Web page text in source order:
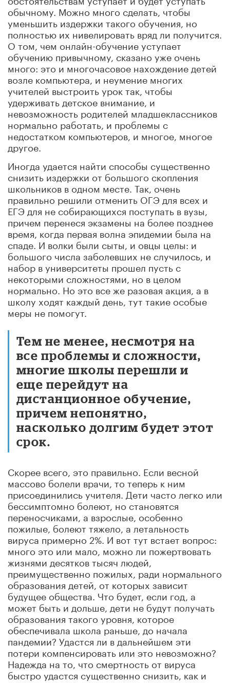
обычному. Можно много сделать, чтобы
уменьшить издержки такого обучения, но
полностью их нивелировать вряд ли получится.
О том, чем онлайн-обучение уступает
обучению привычному, сказано уже очень
много: это и многочасовое нахождение детей
возле компьютера, и неумение многих
учителей выстроить урок так, чтобы
удерживать детское внимание, и
невозможность родителей младшеклассников
нормально работать, и проблемы с
недостатком компьютеров, и многое, многое
другое.
Иногда удается найти способы существенно
снизить издержки от большого скопления
школьников в одном месте. Так, очень
правильно решили отменить ОГЭ для всех и
ЕГЭ для не собирающихся поступать в вузы,
причем перенеся экзамены на более позднее
время, когда первая волна эпидемии была на
спаде. И волки были сыты, и овцы целы: и
большого числа заболевших не случилось, и
набор в университеты прошел пусть с
некоторыми сложностями, но в целом
нормально. Но это все же разовая акция, а в
школу ходят каждый день, тут такие особые
меры не помогут.
Тем не менее, несмотря на
все проблемы и сложности,
многие школы перешли и
еще перейдут на
дистанционное обучение,
причем непонятно,
насколько долгим будет этот
срок.
Скорее всего, это правильно. Если весной
массово болели врачи, то теперь к ним
присоединились учителя. Дети часто легко или
бессимптомно болеют, но становятся
переносчиками, а взрослые, особенно
пожилые, болеют тяжело, а летальность
вируса примерно 2%. И вот тут встает вопрос:
много это или мало, можно ли пожертвовать
жизнями десятков тысяч людей,
преимущественно пожилых, ради нормального
образования детей, от которых зависит
будущее общества. Что будет, если год, а
может быть и дольше, дети не будут получать
образования такого уровня, которое
обеспечивала школа раньше, до начала
пандемии? Удастся ли в дальнейшем эти
потери компенсировать или это невозможно?
Надежда на то, что смертность от вируса
быстро удастся существенно снизить, как и